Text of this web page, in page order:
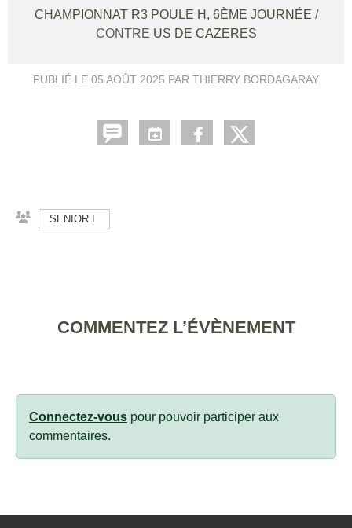
CHAMPIONNAT R3 POULE H, 6ÈME JOURNÉE /
CONTRE US DE CAZERES
PUBLIÉ LE 05 AOÛT 2025 PAR THIERRY BORDAGARAY
SENIOR I
COMMENTEZ L’ÉVÈNEMENT
Connectez-vous pour pouvoir participer aux
commentaires.